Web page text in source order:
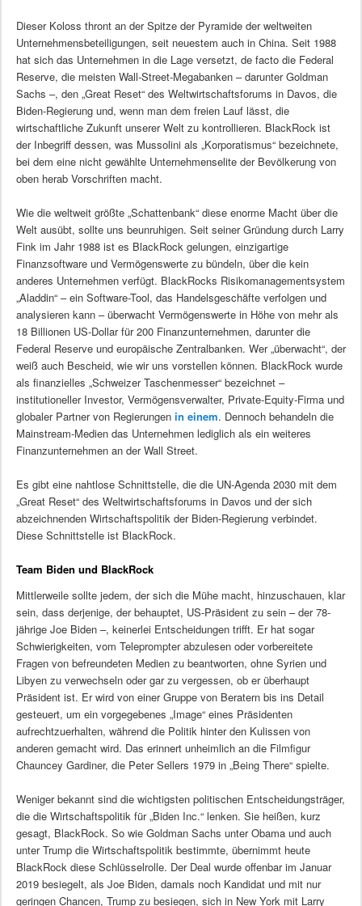
Dieser Koloss thront an der Spitze der Pyramide der weltweiten
Unternehmensbeteiligungen, seit neuestem auch in China. Seit 1988
hat sich das Unternehmen in die Lage versetzt, de facto die Federal
Reserve, die meisten Wall-Street-Megabanken – darunter Goldman
Sachs –, den „Great Reset“ des Weltwirtschaftsforums in Davos, die
Biden-Regierung und, wenn man dem freien Lauf lässt, die
wirtschaftliche Zukunft unserer Welt zu kontrollieren. BlackRock ist
der Inbegriff dessen, was Mussolini als „Korporatismus“ bezeichnete,
bei dem eine nicht gewählte Unternehmenselite der Bevölkerung von
oben herab Vorschriften macht.
Wie die weltweit größte „Schattenbank“ diese enorme Macht über die
Welt ausübt, sollte uns beunruhigen. Seit seiner Gründung durch Larry
Fink im Jahr 1988 ist es BlackRock gelungen, einzigartige
Finanzsoftware und Vermögenswerte zu bündeln, über die kein
anderes Unternehmen verfügt. BlackRocks Risikomanagementsystem
„Aladdin“ – ein Software-Tool, das Handelsgeschäfte verfolgen und
analysieren kann – überwacht Vermögenswerte in Höhe von mehr als
18 Billionen US-Dollar für 200 Finanzunternehmen, darunter die
Federal Reserve und europäische Zentralbanken. Wer „überwacht“, der
weiß auch Bescheid, wie wir uns vorstellen können. BlackRock wurde
als finanzielles „Schweizer Taschenmesser“ bezeichnet –
institutioneller Investor, Vermögensverwalter, Private-Equity-Firma und
globaler Partner von Regierungen in einem. Dennoch behandeln die
Mainstream-Medien das Unternehmen lediglich als ein weiteres
Finanzunternehmen an der Wall Street.
Es gibt eine nahtlose Schnittstelle, die die UN-Agenda 2030 mit dem
„Great Reset“ des Weltwirtschaftsforums in Davos und der sich
abzeichnenden Wirtschaftspolitik der Biden-Regierung verbindet.
Diese Schnittstelle ist BlackRock.
Team Biden und BlackRock
Mittlerweile sollte jedem, der sich die Mühe macht, hinzuschauen, klar
sein, dass derjenige, der behauptet, US-Präsident zu sein – der 78-
jährige Joe Biden –, keinerlei Entscheidungen trifft. Er hat sogar
Schwierigkeiten, vom Teleprompter abzulesen oder vorbereitete
Fragen von befreundeten Medien zu beantworten, ohne Syrien und
Libyen zu verwechseln oder gar zu vergessen, ob er überhaupt
Präsident ist. Er wird von einer Gruppe von Beratern bis ins Detail
gesteuert, um ein vorgegebenes „Image“ eines Präsidenten
aufrechtzuerhalten, während die Politik hinter den Kulissen von
anderen gemacht wird. Das erinnert unheimlich an die Filmfigur
Chauncey Gardiner, die Peter Sellers 1979 in „Being There“ spielte.
Weniger bekannt sind die wichtigsten politischen Entscheidungsträger,
die die Wirtschaftspolitik für „Biden Inc.“ lenken. Sie heißen, kurz
gesagt, BlackRock. So wie Goldman Sachs unter Obama und auch
unter Trump die Wirtschaftspolitik bestimmte, übernimmt heute
BlackRock diese Schlüsselrolle. Der Deal wurde offenbar im Januar
2019 besiegelt, als Joe Biden, damals noch Kandidat und mit nur
geringen Chancen, Trump zu besiegen, sich in New York mit Larry